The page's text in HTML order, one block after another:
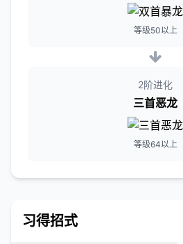
等级50以上
2阶进化
三首恶龙
等级64以上
习得招式